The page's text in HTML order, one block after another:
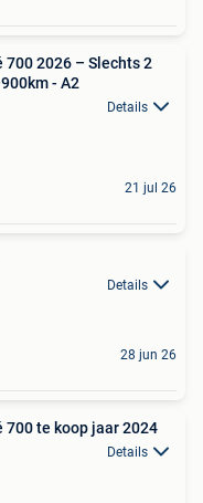
700 2026 – Slechts 2
- A2
Details
21 jul 26
Details
28 jun 26
700 te koop jaar 2024
Details